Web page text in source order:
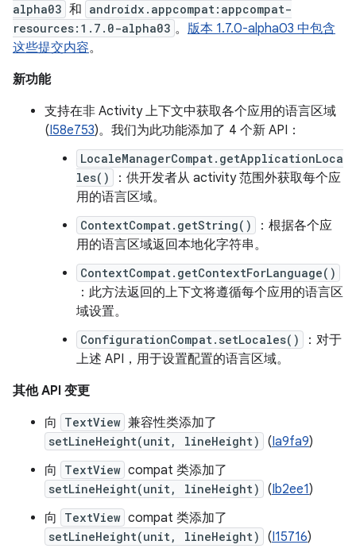
alpha03 和 androidx.appcompat:appcompat-
resources:1.7.0-alpha03 。 版本 1.7.0-alpha03 中包含
这些提交内容。
新功能
支持在非 Activity 上下文中获取各个应用的语言区域
(I58e753)。我们为此功能添加了 4 个新 API：
LocaleManagerCompat.getApplicationLoca
les()
：供开发者从 activity 范围外获取每个应
用的语言区域。
ContextCompat.getString()
：根据各个应
用的语言区域返回本地化字符串。
ContextCompat.getContextForLanguage()
：此方法返回的上下文将遵循每个应用的语言区
域设置。
ConfigurationCompat.setLocales()
：对于
上述 API，用于设置配置的语言区域。
其他 API 变更
向
TextView 兼容性类添加了
setLineHeight(unit, lineHeight) (Ia9fa9)
向
TextView compat 类添加了
setLineHeight(unit, lineHeight) (Ib2ee1)
向
TextView compat 类添加了
setLineHeight(unit, lineHeight) (I15716)